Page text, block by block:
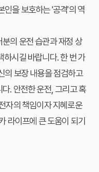
인을 보호하는 '공격'의 역
의 운전 습관과 재정 상
하시길 바랍니다. 한 번 가
의 보장 내용을 점검하고
. 안전한 운전, 그리고 혹
자의 책임이자 지혜로운
라이프에 큰 도움이 되기